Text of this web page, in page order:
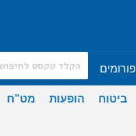
פורומים
ביטוח הופעות מט”ח